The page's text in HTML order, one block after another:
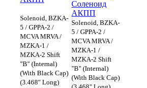
Solenoid, BZKA-
5 / GPPA-2 /
MCVA MRVA /
MZKA-1 /
MZKA-2 Shift
"B" (Internal)
(With Black Cap)
(3.468" Long)
Соленоид
АКПП
Solenoid, BZKA-
5 / GPPA-2 /
MCVA MRVA /
MZKA-1 /
MZKA-2 Shift
"B" (Internal)
(With Black Cap)